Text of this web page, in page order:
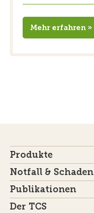
Mehr erfahren »
Produkte
Notfall & Schaden
Publikationen
Der TCS